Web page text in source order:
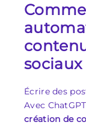
sociaux
Écrire des
Avec
création de